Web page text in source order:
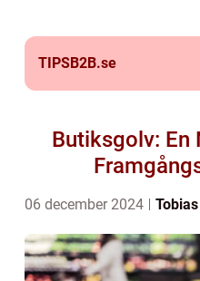
TIPSB2B.se
Butiksgolv:
06 december 2024